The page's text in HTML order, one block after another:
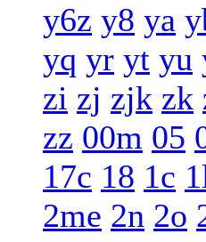
y6z y8 ya
yq yr yt yu
zi zj zjk zk
zz 00m 05
17c 18 1c
2me 2n 2o